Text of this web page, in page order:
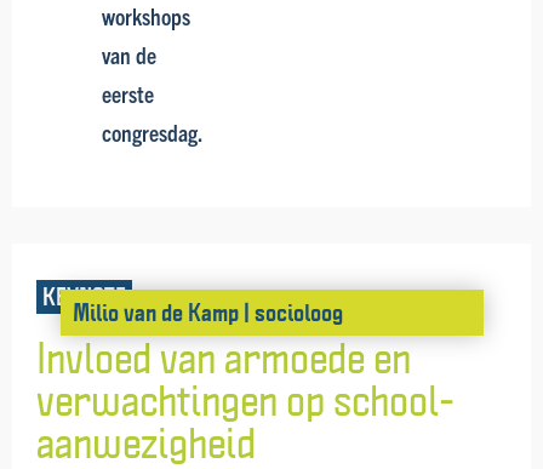
workshops
van de
eerste
congresdag.
KEYNOTE
Milio van de Kamp | socioloog
Invloed van armoede en
verwach­tingen op school­
aanwezig­heid